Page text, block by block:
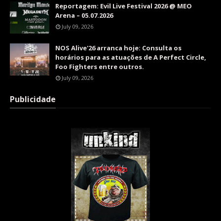
Reportagem: Evil Live Festival 2026 @ MEO
Arena – 05.07.2026
July 09, 2026
NOS Alive'26 arranca hoje: Consulta os
horários para as atuações de A Perfect Circle,
Foo Fighters entre outros.
July 09, 2026
Publicidade